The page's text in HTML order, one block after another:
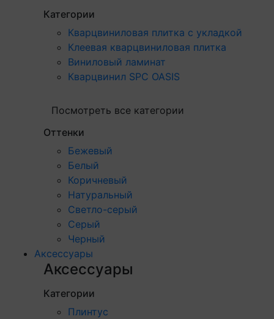
Категории
Кварцвиниловая плитка с укладкой
Клеевая кварцвиниловая плитка
Виниловый ламинат
Кварцвинил SPC OASIS
Посмотреть все категории
Оттенки
Бежевый
Белый
Коричневый
Натуральный
Светло-серый
Серый
Черный
Аксессуары
Аксессуары
Категории
Плинтус